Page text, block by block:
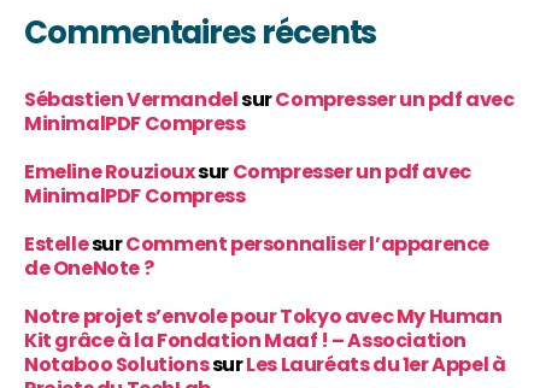
Commentaires récents
Sébastien VermandelsurCompresser un pdf avec
MinimalPDF Compress
Emeline RouziouxsurCompresser un pdf avec
MinimalPDF Compress
EstellesurComment personnaliser l’apparence
de OneNote ?
Notre projet s’envole pour Tokyo avec My Human
Kit grâce à la Fondation Maaf ! – Association
Notaboo SolutionssurLes Lauréats du 1er Appel à